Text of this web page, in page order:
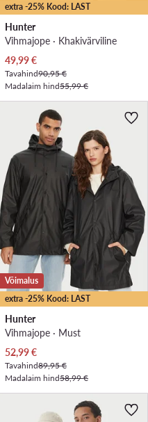
extra -25% Kood: LAST
Hunter
Vihmajope · Khakivärviline
Praegune hind
49,99€
Tavahind90,95 €
Madalaim hind55,99 €
extra -25% Kood: LAST
Võimalus
Hunter
Vihmajope · Must
Praegune hind
52,99€
Tavahind89,95 €
Madalaim hind58,99 €